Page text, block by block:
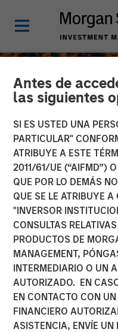
Antes de
las siguientes
SI ES USTED UNA
PARTICULAR"
ATRIBUYE A ESTE
2011/61/UE (“AIFMD”)
QUE POR LO DEMÁS
QUE SE LE ATRIBUYE
"INVERSOR
CONSULTAS
PRODUCTOS DE
MANAGEMENT,
INTERMEDIARIO O UN
AUTORIZADO. EN
EN CONTACTO CON
FINANCIERO
ASISTENCIA, ENVÍE UN
INSIGHTS
Global
Webinar
03 FEBRERO 2026